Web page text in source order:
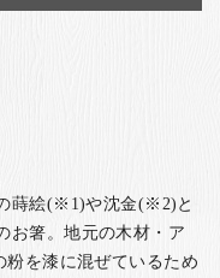
蒔絵(※1)や沈金(※2)と
お箸。地元の木材・ア
を漆に混ぜているため